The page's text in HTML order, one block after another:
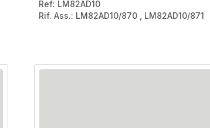
Ref: LM82AD10
Rif. Ass.: LM82AD10/870
LM82AD10/871